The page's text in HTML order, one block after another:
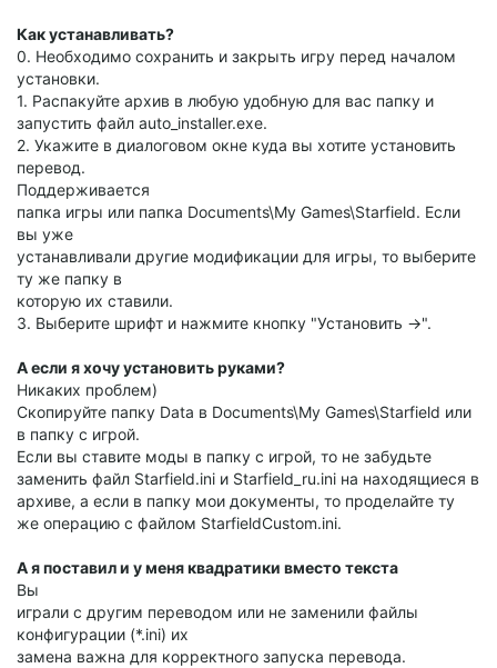
Как устанавливать?
0. Необходимо сохранить и закрыть игру перед началом
установки.
1. Распакуйте архив в любую удобную для вас папку и
запустить файл auto_installer.exe.
2. Укажите в диалоговом окне куда вы хотите установить
перевод.
Поддерживается
папка игры или папка Documents\My Games\Starfield. Если
вы уже
устанавливали другие модификации для игры, то выберите
ту же папку в
которую их ставили.
3. Выберите шрифт и нажмите кнопку "Установить ->".
А если я хочу установить руками?
Никаких проблем)
Скопируйте папку Data в Documents\My Games\Starfield или
в папку с игрой.
Если вы ставите моды в папку с игрой, то не забудьте
заменить файл Starfield.ini и Starfield_ru.ini на находящиеся в
архиве, а если в папку мои документы, то проделайте ту
же операцию с файлом StarfieldCustom.ini.
А я поставил и у меня квадратики вместо текста
Вы
играли с другим переводом или не заменили файлы
конфигурации (*.ini) их
замена важна для корректного запуска перевода.